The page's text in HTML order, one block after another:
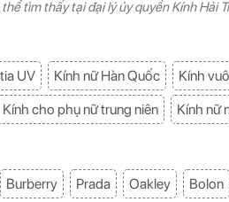
tìm thấy tại đại lý ủy quyền Kính
UV Kính nữ Hàn Quốc Kính
Kính cho phụ nữ trung niên Kính nữ
Burberry Prada Oakley Bolon